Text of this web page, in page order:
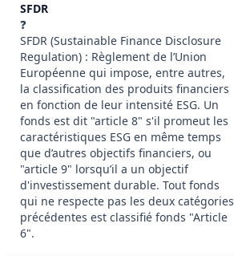
SFDR
❓
SFDR (Sustainable Finance Disclosure
Regulation) : Règlement de l’Union
Européenne qui impose, entre autres,
la classification des produits financiers
en fonction de leur intensité ESG. Un
fonds est dit "article 8" s'il promeut les
caractéristiques ESG en même temps
que d’autres objectifs financiers, ou
"article 9" lorsqu’il a un objectif
d'investissement durable. Tout fonds
qui ne respecte pas les deux catégories
précédentes est classifié fonds "Article
6".